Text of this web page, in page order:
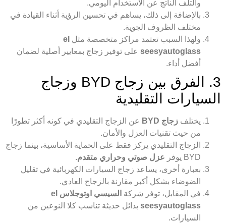
والتلف الناتج عن الاستخدام اليومي.
بالإضافة إلى ذلك، يساهم في تحسين الرؤية أثناء القيادة في
مختلف الظروف الجوية.
ولهذا السبب تعتمد مراكز متخصصة مثل el
seesyautoglass على توفير زجاج بمعايير أصلية لضمان
أفضل أداء.
3. الفرق بين زجاج BYD وزجاج
السيارات التقليدية
يختلف زجاج BYD
عن الزجاج التقليدي في كونه أكثر تطورًا
من حيث تقنيات العزل والأمان.
الزجاج التقليدي يركز فقط على الحماية الأساسية، بينما زجاج
BYD يوفر
عزل صوتي وحراري متقدم.
بعبارة أخرى، يساعد زجاج السيارات الكهربائية في تقليل
الضوضاء بشكل أكبر مقارنة بالزجاج العادي.
في المقابل، توفر شركة
السيسي اوتوجلاس el
seesyautoglass بدائل حديثة تناسب كلا النوعين من
السيارات.